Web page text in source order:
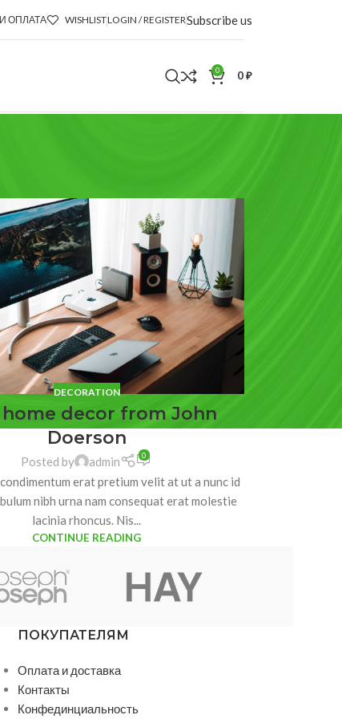
ОПЛАТА WISHLISTLOGIN / REGISTERSubscribe us
0 0₽
DECORATION
home decor from John
Doerson
Posted by admin 0
erat pretium velit at ut a nunc id
nibh urna nam consequat erat molestie
lacinia rhoncus. Nis...
CONTINUE READING
ПОКУПАТЕЛЯМ
Оплата и доставка
Контакты
Конфединциальность